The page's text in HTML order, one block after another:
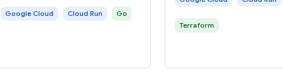
Google Cloud Cloud Run Go
Terraform